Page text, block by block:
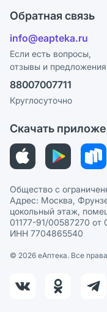
Ответы на вопросы
Блог
Поставщики
Лицензия
Реклама на сайте
Ваши товары на
Программа
Политика
Пользовательское
Политика
Этика и
Политика в
Обратная связь
info@eapteka.ru
Если есть вопросы,
отзывы и предложения
88007007711
Круглосуточно
Скачать
Общество с
Адрес: Москва,
цокольный этаж,
01177-91/00587270 от
ИНН 7704865540
© 2026 eАптека. Все